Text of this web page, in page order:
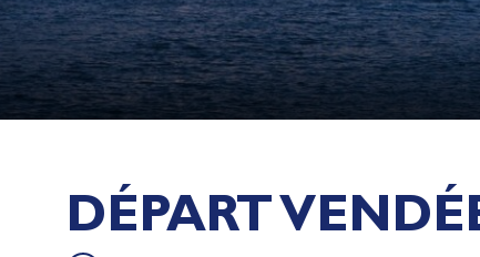
DÉPART